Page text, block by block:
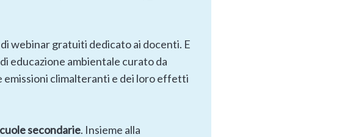
webinar gratuiti dedicato ai docenti. E
educazione ambientale curato da
emissioni climalteranti e dei loro effetti
secondarie. Insieme alla